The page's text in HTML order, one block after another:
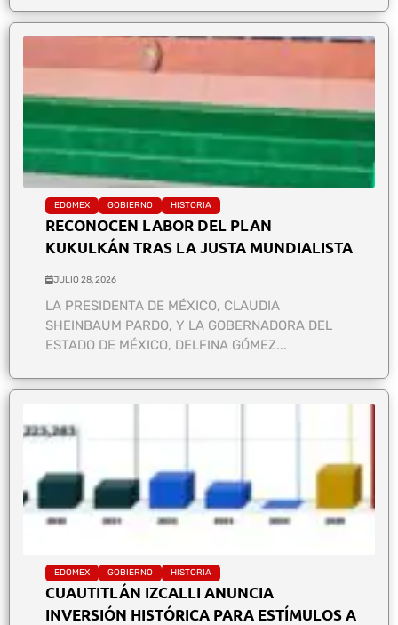
EDOMEX GOBIERNO HISTORIA
RECONOCEN LABOR DEL PLAN
KUKULKÁN TRAS LA JUSTA MUNDIALISTA
JULIO 28, 2026
LA PRESIDENTA DE MÉXICO, CLAUDIA
SHEINBAUM PARDO, Y LA GOBERNADORA DEL
ESTADO DE MÉXICO, DELFINA GÓMEZ...
EDOMEX GOBIERNO HISTORIA
CUAUTITLÁN IZCALLI ANUNCIA
INVERSIÓN HISTÓRICA PARA ESTÍMULOS A